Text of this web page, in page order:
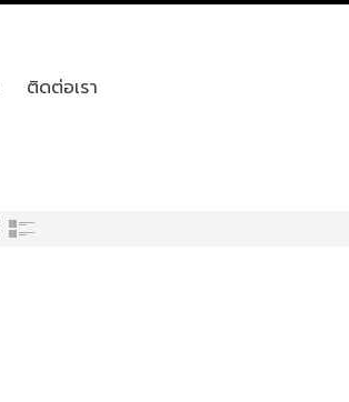
ติดต่อเรา